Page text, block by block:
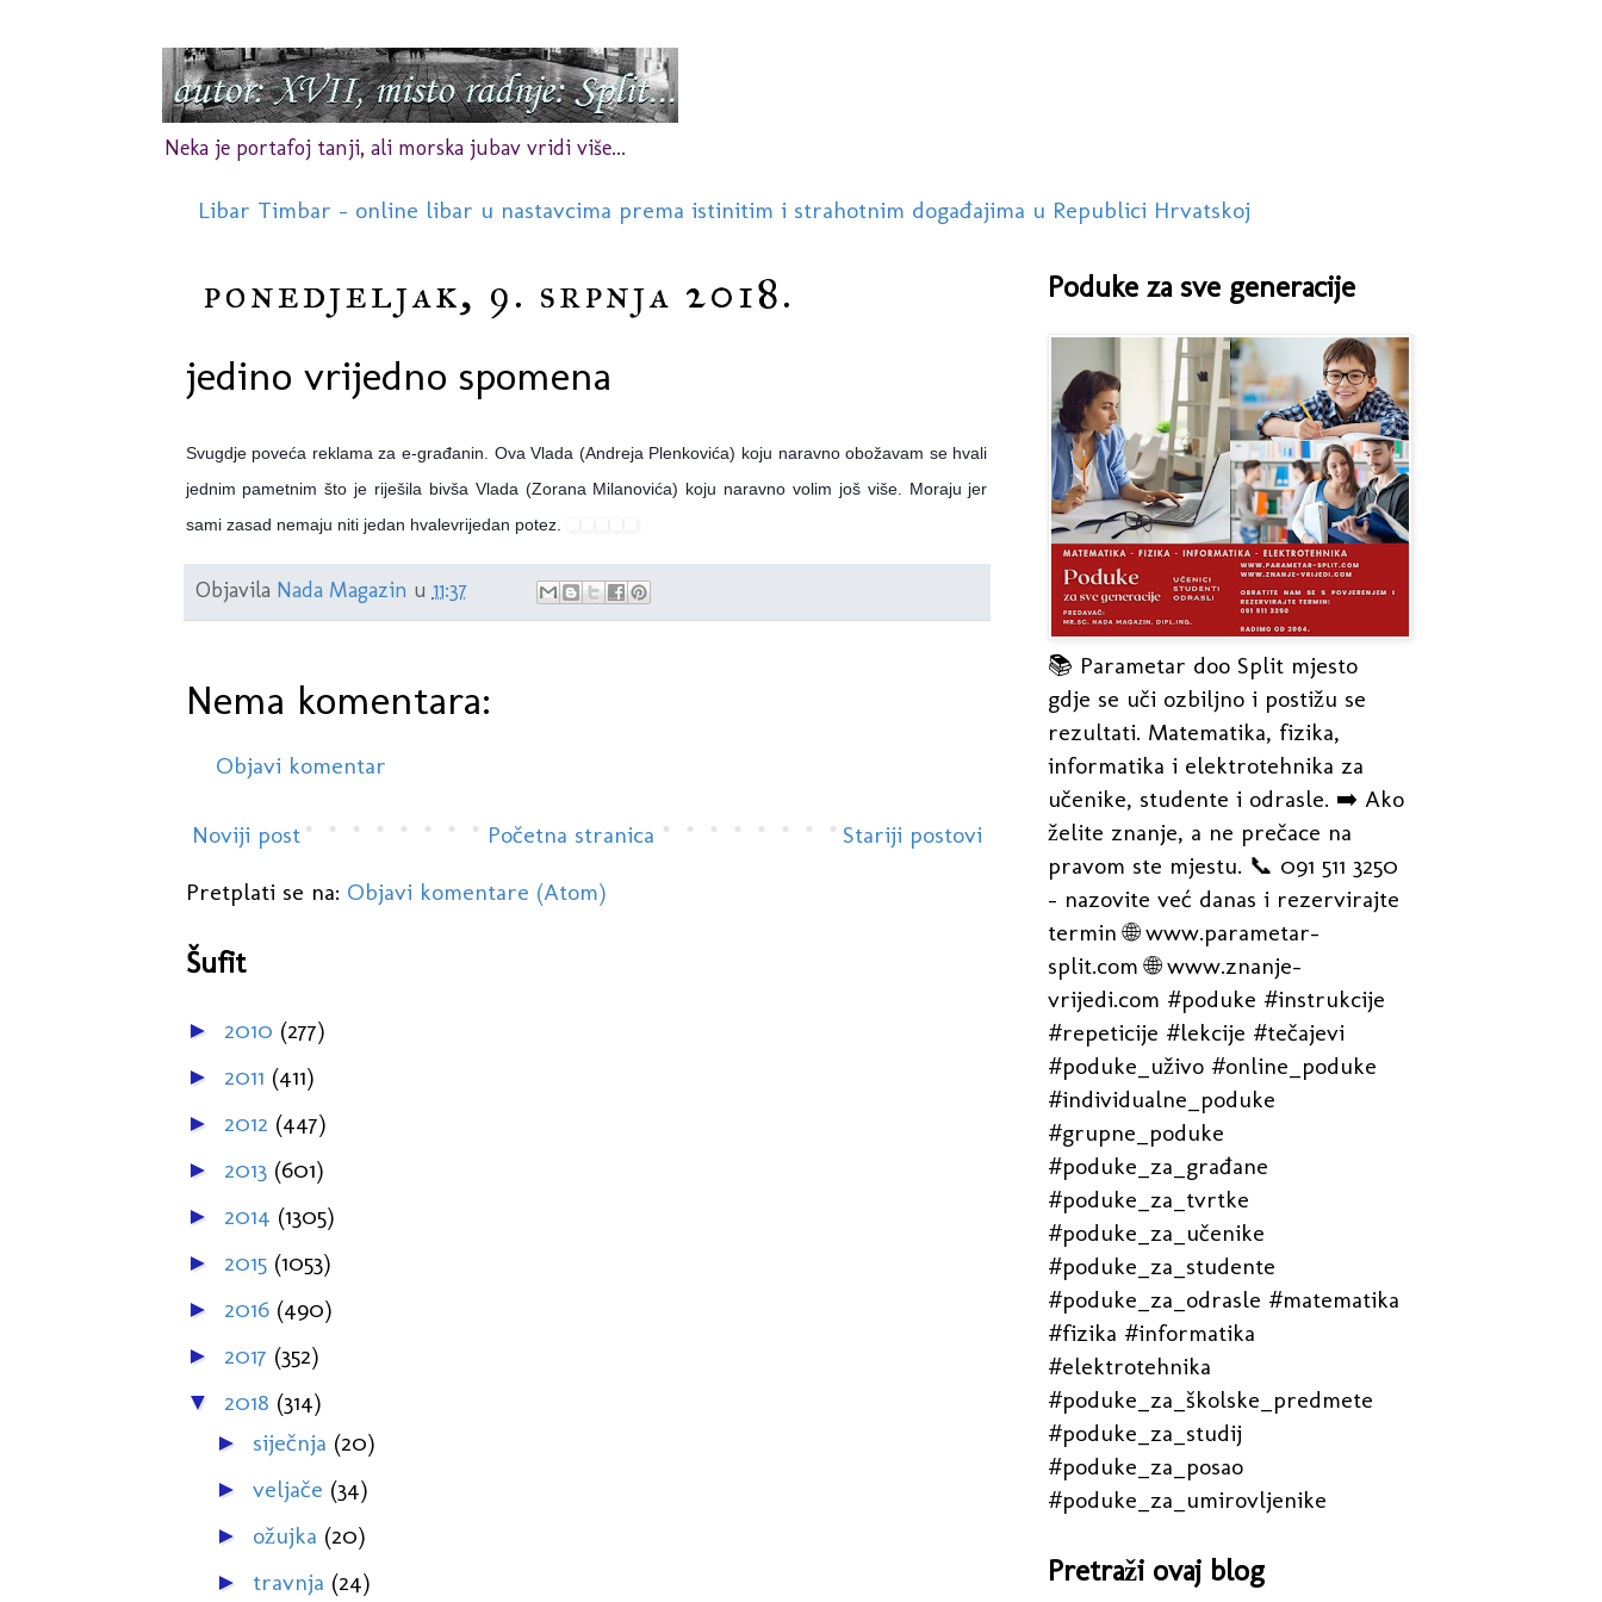
Neka je portafoj tanji, ali morska jubav vridi više...
Libar Timbar - online libar u nastavcima prema istinitim i strahotnim događajima u Republici Hrvatskoj
ponedjeljak, 9. srpnja 2018.
jedino vrijedno spomena
Svugdje poveća reklama za e-građanin. Ova Vlada (Andreja Plenkovića) koju naravno obožavam se hvali
jednim pametnim što je riješila bivša Vlada (Zorana Milanovića) koju naravno volim još više. Moraju jer
sami zasad nemaju niti jedan hvalevrijedan potez.
Objavila Nada Magazin u 11:37
Nema komentara:
Objavi komentar
Noviji post Stariji postovi
Početna stranica
Pretplati se na: Objavi komentare (Atom)
Šufit
► 2010 (277)
► 2011 (411)
► 2012 (447)
► 2013 (601)
► 2014 (1305)
► 2015 (1053)
► 2016 (490)
► 2017 (352)
▼ 2018 (314)
► siječnja (20)
► veljače (34)
► ožujka (20)
► travnja (24)
Poduke za sve generacije
📚 Parametar doo Split mjesto
gdje se uči ozbiljno i postižu se
rezultati. Matematika, fizika,
informatika i elektrotehnika za
učenike, studente i odrasle. ➡️ Ako
želite znanje, a ne prečace na
pravom ste mjestu. 📞 091 511 3250
- nazovite već danas i rezervirajte
termin 🌐 www.parametar-
split.com 🌐 www.znanje-
vrijedi.com #poduke #instrukcije
#repeticije #lekcije #tečajevi
#poduke_uživo #online_poduke
#individualne_poduke
#grupne_poduke
#poduke_za_građane
#poduke_za_tvrtke
#poduke_za_učenike
#poduke_za_studente
#poduke_za_odrasle #matematika
#fizika #informatika
#elektrotehnika
#poduke_za_školske_predmete
#poduke_za_studij
#poduke_za_posao
#poduke_za_umirovljenike
Pretraži ovaj blog